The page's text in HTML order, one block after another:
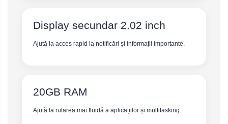
Display secundar 2.02 inch
Ajută la acces rapid la notificări și informații importante.
20GB RAM
Ajută la rularea mai fluidă a aplicațiilor și multitasking.